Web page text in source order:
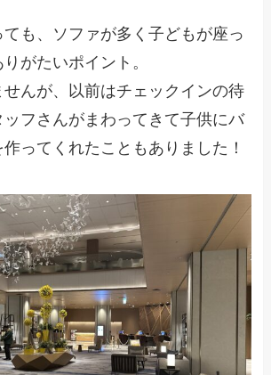
も、ソファが多く子どもが座っ
がたいポイント。
んが、以前はチェックインの待
フさんがまわってきて子供にバ
ってくれたこともありました！